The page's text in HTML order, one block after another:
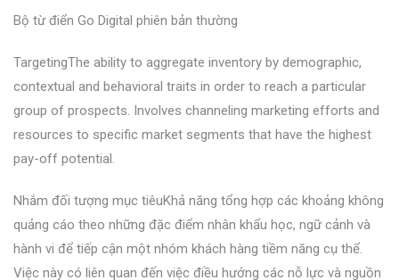
Bộ từ điển Go Digital phiên bản thường
TargetingThe ability to aggregate inventory by demographic,
contextual and behavioral traits in order to reach a particular
group of prospects. Involves channeling marketing efforts and
resources to specific market segments that have the highest
pay-off potential.
Nhắm đối tượng mục tiêuKhả năng tổng hợp các khoảng không
quảng cáo theo những đặc điểm nhân khẩu học, ngữ cảnh và
hành vi để tiếp cận một nhóm khách hàng tiềm năng cụ thể.
Việc này có liên quan đến việc điều hướng các nỗ lực và nguồn